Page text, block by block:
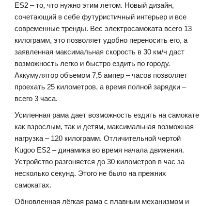
ES2 – то, что нужно этим летом. Новый дизайн,
сочетающий в себе футуристичный интерьер и все
современные тренды. Вес электросамоката всего 13
килограмм, это позволяет удобно переносить его, а
заявленная максимальная скорость в 30 км/ч даст
возможность легко и быстро ездить по городу.
Аккумулятор объемом 7,5 ампер – часов позволяет
проехать 25 километров, а время полной зарядки –
всего 3 часа.
Усиленная рама дает возможность ездить на самокате
как взрослым, так и детям, максимальная возможная
нагрузка – 120 килограмм. Отличительной чертой
Kugoo ES2 – динамика во время начала движения.
Устройство разгоняется до 30 километров в час за
несколько секунд. Этого не было на прежних
самокатах.
Обновленная лёгкая рама с плавным механизмом и